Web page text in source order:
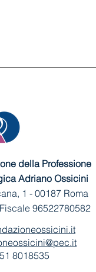
della Professione
Adriano Ossicini
1 -00187 Roma
96522780582
8018535